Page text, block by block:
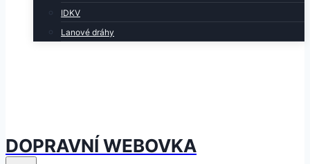
IDKV
Lanové dráhy
DOPRAVNÍ WEBOVKA